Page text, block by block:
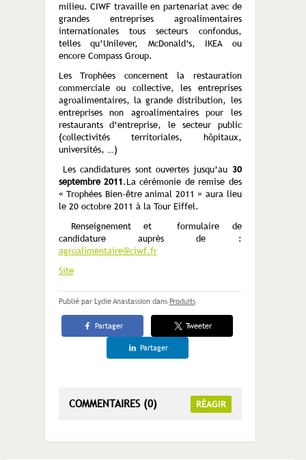
milieu. CIWF travaille en partenariat avec de
grandes entreprises agroalimentaires
internationales tous secteurs confondus,
telles qu’Unilever, McDonald’s, IKEA ou
encore Compass Group.
Les Trophées concernent la restauration
commerciale ou collective, les entreprises
agroalimentaires, la grande distribution, les
entreprises non agroalimentaires pour les
restaurants d’entreprise, le secteur public
(collectivités territoriales, hôpitaux,
universités, …)
Les candidatures sont ouvertes jusqu’au 30
septembre 2011 .La cérémonie de remise des
« Trophées Bien-être animal 2011 » aura lieu
le 20 octobre 2011 à la Tour Eiffel.
Renseignement et formulaire de
candidature auprès de :
agroalimentaire@ciwf.fr
Site
Publié par Lydie Anastassion dans Produits
Partager Tweeter
Partager
COMMENTAIRES (0) RÉAGIR